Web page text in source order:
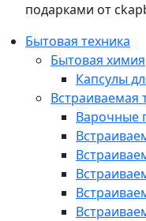
подарками от
Бытовая техника
Бытовая химия
Капсулы
Встраиваемая
Варочные